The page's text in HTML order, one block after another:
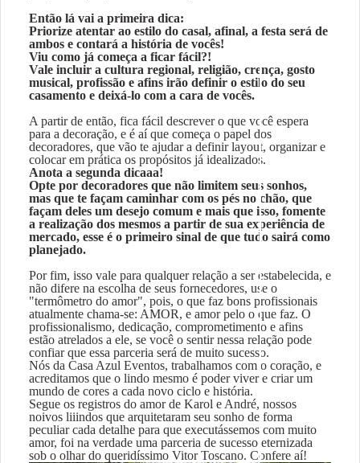
Então lá vai a primeira dica:
Priorize atentar ao estilo do casal, afinal, a festa será de
ambos e contará a história de vocês!
Viu como já começa a ficar fácil?!
Vale incluir a cultura regional, religião, crença, gosto
musical, profissão e afins irão definir o estilo do seu
casamento e deixá-lo com a cara de vocês.
A partir de então, fica fácil descrever o que você espera
para a decoração, e é aí que começa o papel dos
decoradores, que vão te ajudar a definir layout, organizar e
colocar em prática os propósitos já idealizados.
Anota a segunda dicaaa!
Opte por decoradores que não limitem seus sonhos,
mas que te façam caminhar com os pés no chão, que
façam deles um desejo comum e mais que isso, fomente
a realização dos mesmos a partir de sua experiência de
mercado, esse é o primeiro sinal de que tudo sairá como
planejado.
Por fim, isso vale para qualquer relação a ser estabelecida, e
não difere na escolha de seus fornecedores, use o
"termômetro do amor", pois, o que faz bons profissionais
atualmente chama-se: AMOR, e amor pelo o que faz. O
profissionalismo, dedicação, comprometimento e afins
estão atrelados a ele, se você o sentir nessa relação pode
confiar que essa parceria será de muito sucesso.
Nós da Casa Azul Eventos, trabalhamos com o coração, e
acreditamos que o lindo mesmo é poder viver e criar um
mundo de cores a cada novo ciclo e história.
Segue os registros do amor de Karol e André, nossos
noivos liiindos que arquitetaram seu sonho de forma
peculiar cada detalhe para que executássemos com muito
amor, foi na verdade uma parceria de sucesso eternizada
sob o olhar do queridíssimo Vitor Toscano. Confere aí!